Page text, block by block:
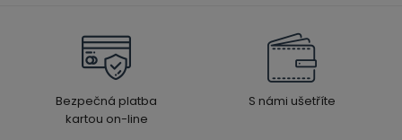
Bezpečná platba
kartou on-line
S námi ušetříte